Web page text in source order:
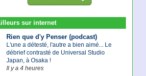
sur internet
Rien que d'y Penser (podcast)
L'une a détesté, l'autre a bien aimé... Le
débrief contrasté de Universal Studio
Japan, à Osaka !
Il y a 4 heures